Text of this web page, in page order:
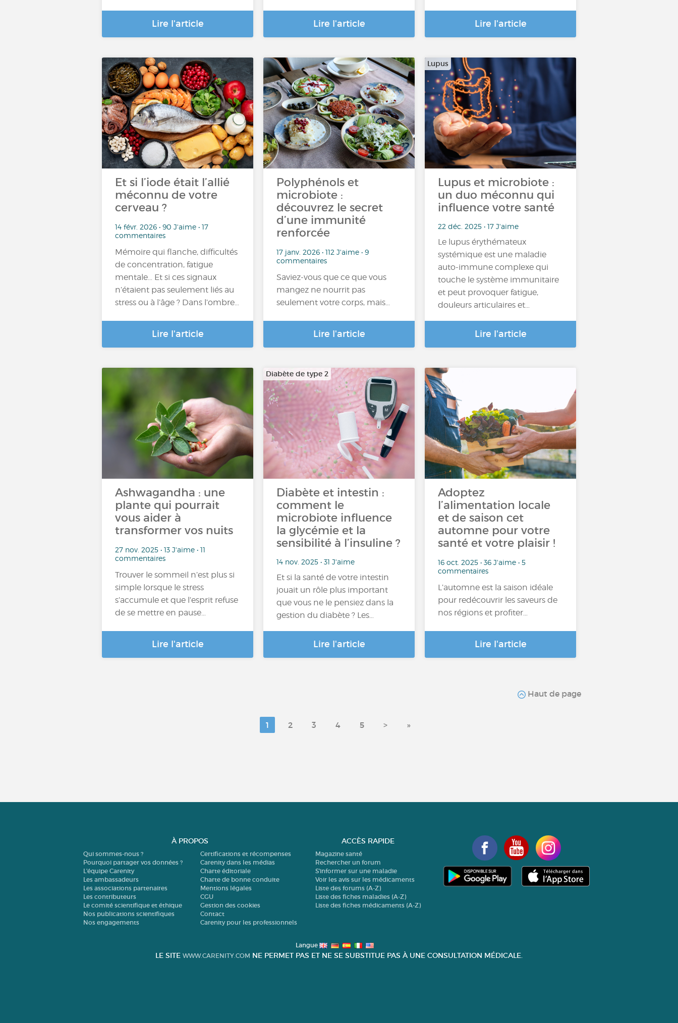
Lire l'article Lire l'article Lire l'article
Et si l’iode était l’allié
méconnu de votre
cerveau ?
14 févr. 2026 • 90 J'aime • 17
commentaires
Mémoire qui flanche, difficultés
de concentration, fatigue
mentale… Et si ces signaux
n’étaient pas seulement liés au
stress ou à l’âge ? Dans l’ombre…
Lire l'article
Polyphénols et
microbiote :
découvrez le secret
d’une immunité
renforcée
17 janv. 2026 • 112 J'aime • 9
commentaires
Saviez-vous que ce que vous
mangez ne nourrit pas
seulement votre corps, mais…
Lire l'article
Lupus
Lupus et microbiote :
un duo méconnu qui
influence votre santé
22 déc. 2025 • 17 J'aime
Le lupus érythémateux
systémique est une maladie
auto-immune complexe qui
touche le système immunitaire
et peut provoquer fatigue,
douleurs articulaires et…
Lire l'article
Ashwagandha : une
plante qui pourrait
vous aider à
transformer vos nuits
27 nov. 2025 • 13 J'aime • 11
commentaires
Trouver le sommeil n’est plus si
simple lorsque le stress
s’accumule et que l’esprit refuse
de se mettre en pause…
Lire l'article
Diabète de type 2
Diabète et intestin :
comment le
microbiote influence
la glycémie et la
sensibilité à l’insuline ?
14 nov. 2025 • 31 J'aime
Et si la santé de votre intestin
jouait un rôle plus important
que vous ne le pensiez dans la
gestion du diabète ? Les…
Lire l'article
Adoptez
l’alimentation locale
et de saison cet
automne pour votre
santé et votre plaisir !
16 oct. 2025 • 36 J'aime • 5
commentaires
L’automne est la saison idéale
pour redécouvrir les saveurs de
nos régions et profiter…
Lire l'article
Haut de page
1 2 3 4 5 > »
À PROPOS
Qui sommes-nous ?
Pourquoi partager vos données ?
L'équipe Carenity
Les ambassadeurs
Les associations partenaires
Les contributeurs
Le comité scientifique et éthique
Nos publications scientifiques
Nos engagements
Certifications et récompenses
Carenity dans les médias
Charte éditoriale
Charte de bonne conduite
Mentions légales
CGU
Gestion des cookies
Contact
Carenity pour les professionnels
ACCÈS RAPIDE
Magazine santé
Rechercher un forum
S'informer sur une maladie
Voir les avis sur les médicaments
Liste des forums (A-Z)
Liste des fiches maladies (A-Z)
Liste des fiches médicaments (A-Z)
Langue
LE SITE WWW.CARENITY.COM NE PERMET PAS ET NE SE SUBSTITUE PAS À UNE CONSULTATION MÉDICALE.